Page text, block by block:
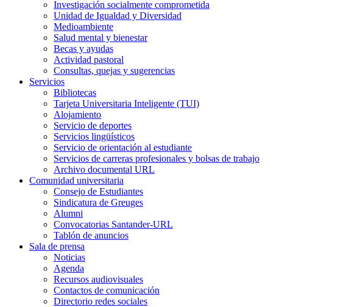
Investigación socialmente comprometida
Unidad de Igualdad y Diversidad
Medioambiente
Salud mental y bienestar
Becas y ayudas
Actividad pastoral
Consultas, quejas y sugerencias
Servicios
Bibliotecas
Tarjeta Universitaria Inteligente (TUI)
Alojamiento
Servicio de deportes
Servicios lingüísticos
Servicio de orientación al estudiante
Servicios de carreras profesionales y bolsas de trabajo
Archivo documental URL
Comunidad universitaria
Consejo de Estudiantes
Sindicatura de Greuges
Alumni
Convocatorias Santander-URL
Tablón de anuncios
Sala de prensa
Noticias
Agenda
Recursos audiovisuales
Contactos de comunicación
Directorio redes sociales